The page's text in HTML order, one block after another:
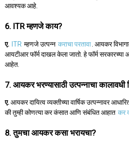
आवश्यक आहे.
6. ITR म्हणजे काय?
ए. ITR म्हणजे उत्पन्न कराचा परतावा . आयकर
आयटीआर फॉर्म दाखल केला जातो. हे फॉर्म
आहेत.
7. आयकर भरण्यासाठी उत्पन्नाचा कालावधी
ए.आयकर दायित्व व्यक्तीच्या वार्षिक उत्पन्नावर
की तुम्ही कोणत्या कर कंसात आणि संबंधित आहात कर
8. तुमचा आयकर कसा भरायचा?